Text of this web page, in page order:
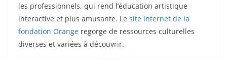
les professionnels, qui rend l’éducation artistique
interactive et plus amusante. Le site internet de la
fondation Orange regorge de ressources culturelles
diverses et variées à découvrir.